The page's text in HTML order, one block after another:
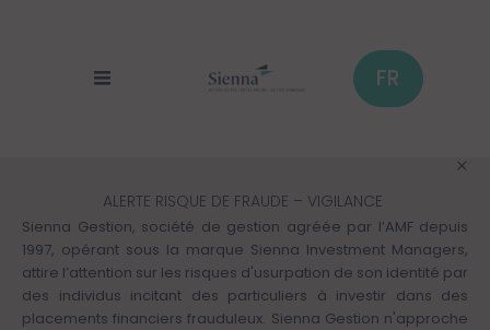
FR
ALERTE RISQUE DE FRAUDE – VIGILANCE
Sienna Gestion, société de gestion agréée par l’AMF depuis
1997, opérant sous la marque Sienna Investment Managers,
attire l’attention sur les risques d'usurpation de son identité par
des individus incitant des particuliers à investir dans des
placements financiers frauduleux. Sienna Gestion n'approche